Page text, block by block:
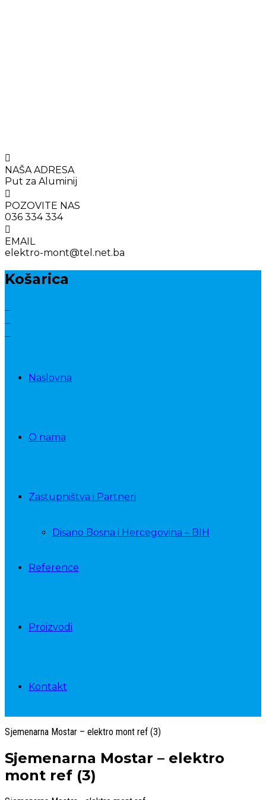
NAŠA ADRESA
Put za Aluminij
POZOVITE NAS
036 334 334
EMAIL
elektro-mont@tel.net.ba
Košarica
Naslovna
O nama
Zastupništva i Partneri
Disano Bosna i Hercegovina – BIH
Reference
Proizvodi
Kontakt
Sjemenarna Mostar – elektro mont ref (3)
Sjemenarna Mostar – elektro
mont ref (3)